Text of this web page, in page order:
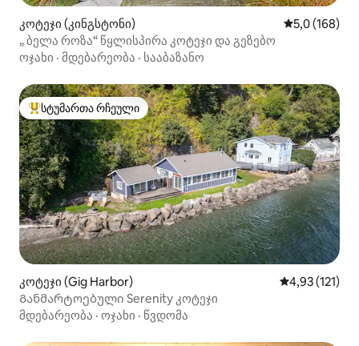
კოტეჯი (კინგსტონი) საშუალო
5,0 (168)
„ ბელა როზა“ წყლისპირა კოტეჯი და გეზებო
ოჯახი · მდებარეობა · სააბაზანო
სტუმართა რჩეული მოწინავე ვარიანტი
სტუმართა რჩეული
კოტეჯი (Gig Harbor) საშუალო
4,93 (121)
Განმარტოებული Serenity კოტეჯი
მდებარეობა · ოჯახი · წვდომა